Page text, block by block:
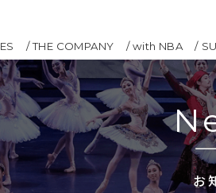
THE COMPANY with NBA
お